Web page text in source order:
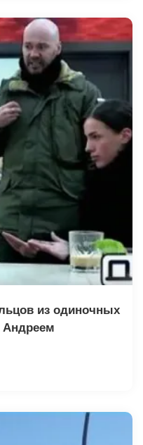
из одиночных
Андреем